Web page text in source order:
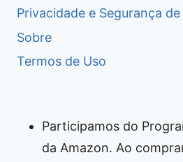
Privacidade e Segurança
Sobre
Termos de Uso
Participamos do
da Amazon. Ao